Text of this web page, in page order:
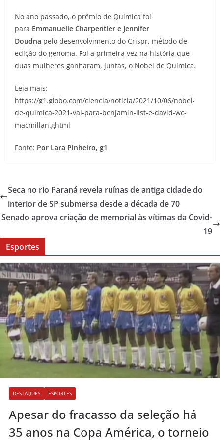
No ano passado, o prêmio de Química foi
para Emmanuelle Charpentier e Jennifer
Doudna pelo desenvolvimento do Crispr, método de
edição do genoma. Foi a primeira vez na história que
duas mulheres ganharam, juntas, o Nobel de Química.
Leia mais:
https://g1.globo.com/ciencia/noticia/2021/10/06/nobel-
de-quimica-2021-vai-para-benjamin-list-e-david-wc-
macmillan.ghtml
Fonte: Por Lara Pinheiro, g1
Seca no rio Paraná revela ruínas de antiga cidade do
interior de SP submersa desde a década de 70
Senado aprova criação de memorial às vítimas da Covid-
19
Esportes
DESTAQUES ESPORTES
Apesar do fracasso da seleção há
35 anos na Copa América, o torneio